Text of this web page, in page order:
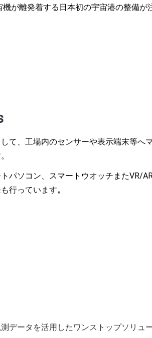
が離発着する日本初の宇宙港の整備が
て、工場内のセンサーや表示端末等へ
パソコン、スマートウオッチまたVR/
行ってい ます。
データを活用したワンストップソリュ